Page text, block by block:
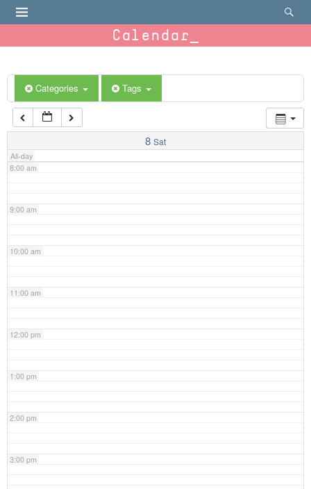
Calendar
Categories Tags
8 Sat
All-day
6:00 am
7:00 am
8:00 am
9:00 am
10:00 am
11:00 am
12:00 pm
1:00 pm
2:00 pm
3:00 pm